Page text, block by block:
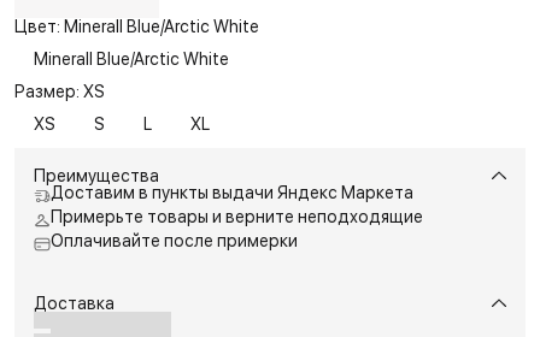
Цвет: Minerall Blue/Arctic White
Minerall Blue/Arctic White
Размер: XS
XS
S L XL
Преимущества
Доставим в пункты выдачи Яндекс Маркета
Примерьте товары и верните неподходящие
Оплачивайте после примерки
Доставка